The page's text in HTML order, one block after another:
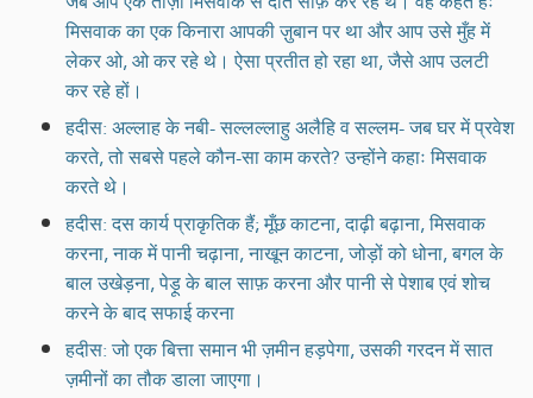
मिसवाक का एक किनारा आपकी ज़ुबान पर था और आप उसे मुँह में
लेकर ओ, ओ कर रहे थे। ऐसा प्रतीत हो रहा था, जैसे आप उलटी
कर रहे हों।
हदीस: अल्लाह के नबी- सल्लल्लाहु अलैहि व सल्लम- जब घर में प्रवेश
करते, तो सबसे पहले कौन-सा काम करते? उन्होंने कहाः मिसवाक
करते थे।
हदीस: दस कार्य प्राकृतिक हैं; मूँछ काटना, दाढ़ी बढ़ाना, मिसवाक
करना, नाक में पानी चढ़ाना, नाखून काटना, जोड़ों को धोना, बगल के
बाल उखेड़ना, पेड़ू के बाल साफ़ करना और पानी से पेशाब एवं शोच
करने के बाद सफाई करना
हदीस: जो एक बित्ता समान भी ज़मीन हड़पेगा, उसकी गरदन में सात
ज़मीनों का तौक डाला जाएगा।